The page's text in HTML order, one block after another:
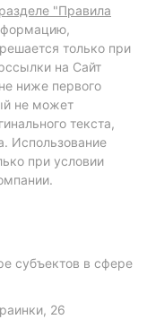
разделе "Правила
только при
на Сайт
ниже первого
не может
текста,
Использование
при условии
субъектов в сфере
26